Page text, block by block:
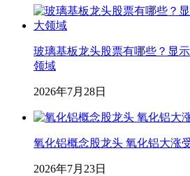
玻璃基板龙头股票有哪些？显
领域
2026年7月28日
氧化铝概念股龙头 氧化铝大涨
2026年7月23日